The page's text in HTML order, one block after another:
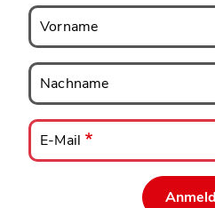
Vorname
Vorname
Nachname
Nachname
E-
Mail
E-Mail